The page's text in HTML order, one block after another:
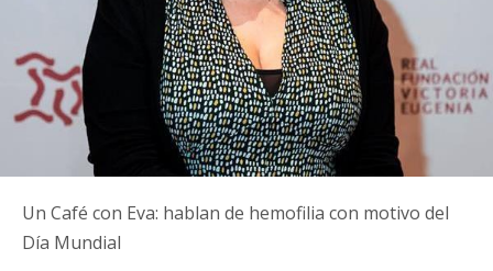
Un Café con Eva: hablan de hemofilia con motivo del
Día Mundial